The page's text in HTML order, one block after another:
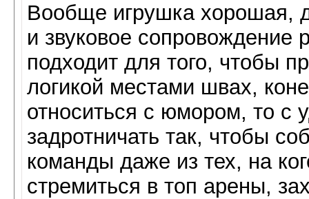
Вообще игрушка хорошая,
и звуковое сопровождение
подходит для того, чтобы
логикой местами швах,
относиться с юмором, то с
задротничать так, чтобы
команды даже из тех, на
стремиться в топ арены,